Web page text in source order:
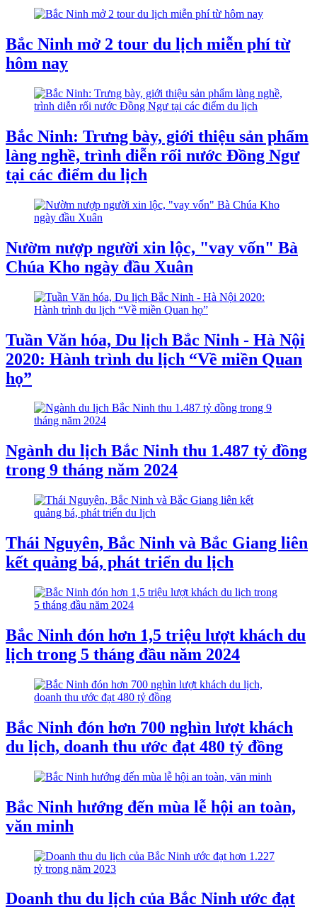
Bắc Ninh mở 2 tour du lịch miễn phí từ
hôm nay
Bắc Ninh: Trưng bày, giới thiệu sản phẩm
làng nghề, trình diễn rối nước Đồng Ngư
tại các điểm du lịch
Nườm nượp người xin lộc, "vay vốn" Bà
Chúa Kho ngày đầu Xuân
Tuần Văn hóa, Du lịch Bắc Ninh - Hà Nội
2020: Hành trình du lịch “Về miền Quan
họ”
Ngành du lịch Bắc Ninh thu 1.487 tỷ đồng
trong 9 tháng năm 2024
Thái Nguyên, Bắc Ninh và Bắc Giang liên
kết quảng bá, phát triển du lịch
Bắc Ninh đón hơn 1,5 triệu lượt khách du
lịch trong 5 tháng đầu năm 2024
Bắc Ninh đón hơn 700 nghìn lượt khách
du lịch, doanh thu ước đạt 480 tỷ đồng
Bắc Ninh hướng đến mùa lễ hội an toàn,
văn minh
Doanh thu du lịch của Bắc Ninh ước đạt